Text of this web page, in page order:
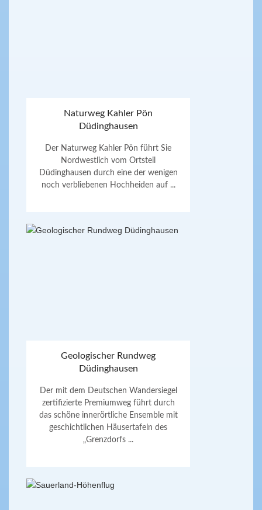
Naturweg Kahler Pön
Düdinghausen
Der Naturweg Kahler Pön führt Sie
Nordwestlich vom Ortsteil
Düdinghausen durch eine der wenigen
noch verbliebenen Hochheiden auf ...
Geologischer Rundweg
Düdinghausen
Der mit dem Deutschen Wandersiegel
zertifizierte Premiumweg führt durch
das schöne innerörtliche Ensemble mit
geschichtlichen Häusertafeln des
„Grenzdorfs ...